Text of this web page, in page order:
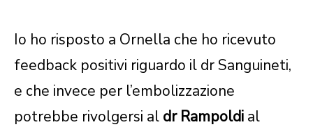
Io ho risposto a Ornella che ho ricevuto
feedback positivi riguardo il dr Sanguineti,
e che invece per l’embolizzazione
potrebbe rivolgersi al dr Rampoldi al